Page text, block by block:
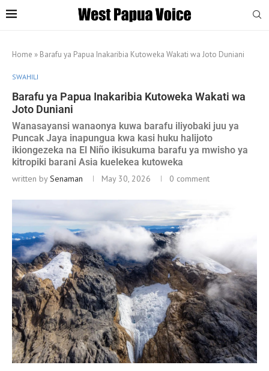
Home » Barafu ya Papua Inakaribia Kutoweka Wakati wa Joto Duniani
SWAHILI
Barafu ya Papua Inakaribia Kutoweka Wakati wa
Joto Duniani
Wanasayansi wanaonya kuwa barafu iliyobaki juu ya
Puncak Jaya inapungua kwa kasi huku halijoto
ikiongezeka na El Niño ikisukuma barafu ya mwisho ya
kitropiki barani Asia kuelekea kutoweka
written bySenaman May 30, 2026 0 comment